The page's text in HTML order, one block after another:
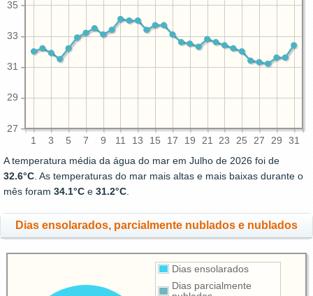
1 3 5 7 9 11 13 15 17 19 21 23 25 27 29 31
27
29
31
33
35
A temperatura média da água do mar em Julho de 2026 foi de
32.6°C . As temperaturas do mar mais altas e mais baixas durante o
mês foram 34.1°C e 31.2°C
Dias ensolarados, parcialmente nublados e nublados
Dias ensolarados
Dias parcialmente